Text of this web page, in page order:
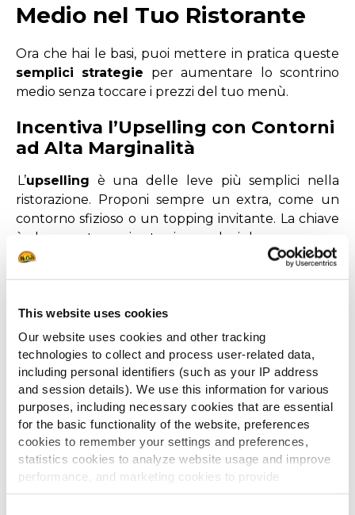
This website uses cookies
Our website uses cookies and other tracking
technologies to collect and process user-related data,
including personal identifiers (such as your IP address
and session details). We use this information for various
purposes, including necessary cookies that are essential
for the basic functionality of the website, preferences
cookies to remember your settings and preferences,
statistics cookies to analyze website usage and improve
performance, and marketing cookies to provide
personalized content and advertising.
Medio nel Tuo Ristorante
Ora che hai le basi, puoi mettere in pratica queste
semplici strategie per aumentare lo scontrino
medio senza toccare i prezzi del tuo menù.
Incentiva l’Upselling con Contorni
ad Alta Marginalità
L’upselling è una delle leve più semplici nella
ristorazione. Proponi sempre un extra, come un
contorno sfizioso o un topping invitante. La chiave
è che queste aggiunte siano veloci da preparare e
molto redditizie. In caso di dubbio, affidati allatua
questo senso: croccanti fuori,
abbastanza golose da convincere i clienti ad
aggiungerle come contorno
al loro pastoprincipale.
Crea Menu Combinati e Proposte
All-Inclusive
formule “tutto compreso” aiutano ad